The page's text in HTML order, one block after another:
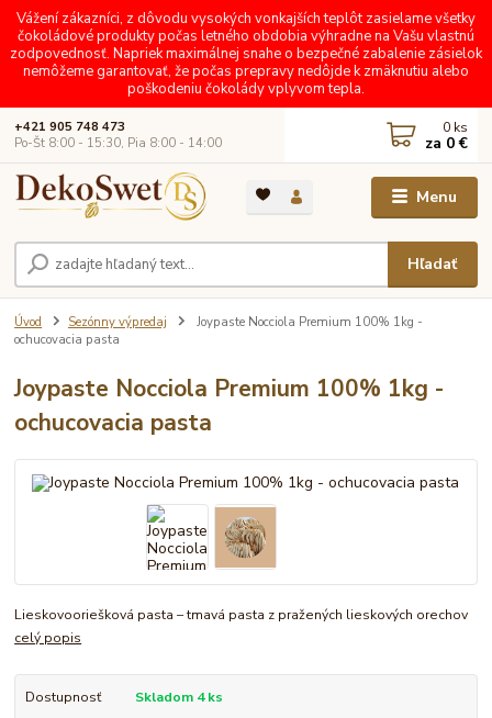
Vážení zákazníci, z dôvodu vysokých vonkajších teplôt zasielame všetky
čokoládové produkty počas letného obdobia výhradne na Vašu vlastnú
zodpovednosť. Napriek maximálnej snahe o bezpečné zabalenie zásielok
nemôžeme garantovať, že počas prepravy nedôjde k zmäknutiu alebo
poškodeniu čokolády vplyvom tepla.
Menu
Hľadať
+421 905 748 473
Po-Št 8:00 - 15:30, Pia 8:00 - 14:00
0 ks
za 0 €
Úvod Sezónny výpredaj
Joypaste Nocciola Premium 100% 1kg -
ochucovacia pasta
Joypaste Nocciola Premium 100% 1kg -
ochucovacia pasta
Lieskovooriešková pasta – tmavá pasta z pražených lieskových orechov
celý popis
Dostupnosť
Skladom 4 ks